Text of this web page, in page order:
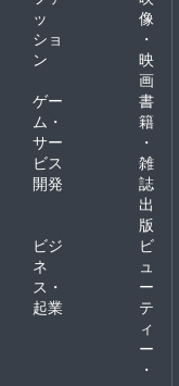
ッ
ショ
ン
像
・
映
画
ゲー
ム・
サー
ビス
開発
書
籍
・
雑
誌
出
版
ビジ
ネ
ス・
起業
ビ
ュ
ー
テ
ィ
ー
・